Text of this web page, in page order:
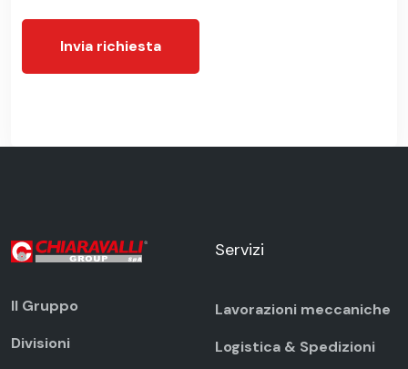
Invia richiesta
Il Gruppo
Divisioni
Servizi
Lavorazioni meccaniche
Logistica & Spedizioni